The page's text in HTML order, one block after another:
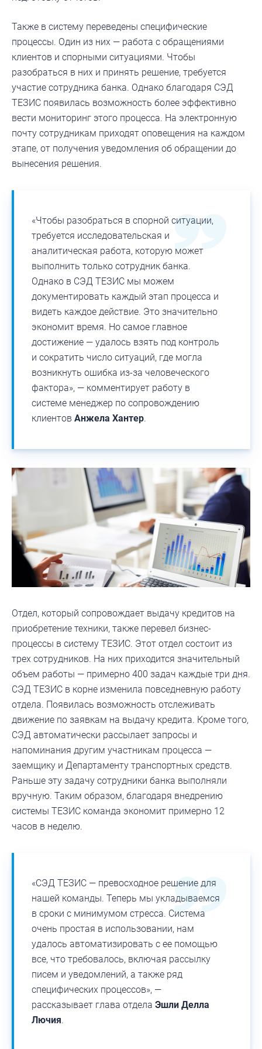
Также в систему переведены специфические
процессы. Один из них — работа с обращениями
клиентов и спорными ситуациями. Чтобы
разобраться в них и принять решение, требуется
участие сотрудника банка. Однако благодаря СЭД
ТЕЗИС появилась возможность более эффективно
вести мониторинг этого процесса. На электронную
почту сотрудникам приходят оповещения на каждом
этапе, от получения уведомления об обращении до
вынесения решения.
«Чтобы разобраться в спорной ситуации,
требуется исследовательская и
аналитическая работа, которую может
выполнить только сотрудник банка.
Однако в СЭД ТЕЗИС мы можем
документировать каждый этап процесса и
видеть каждое действие. Это значительно
экономит время. Но самое главное
достижение — удалось взять под контроль
и сократить число ситуаций, где могла
возникнуть ошибка из-за человеческого
фактора», — комментирует работу в
системе менеджер по сопровождению
клиентов Анжела Хантер.
Отдел, который сопровождает выдачу кредитов на
приобретение техники, также перевел бизнес-
процессы в систему ТЕЗИС. Этот отдел состоит из
трех сотрудников. На них приходится значительный
объем работы — примерно 400 задач каждые три дня.
СЭД ТЕЗИС в корне изменила повседневную работу
отдела. Появилась возможность отслеживать
движение по заявкам на выдачу кредита. Кроме того,
СЭД автоматически рассылает запросы и
напоминания другим участникам процесса —
заемщику и Департаменту транспортных средств.
Раньше эту задачу сотрудники банка выполняли
вручную. Таким образом, благодаря внедрению
системы ТЕЗИС команда экономит примерно 12
часов в неделю.
«СЭД ТЕЗИС — превосходное решение для
нашей команды. Теперь мы укладываемся
в сроки с минимумом стресса. Система
очень простая в использовании, нам
удалось автоматизировать с ее помощью
все, что требовалось, включая рассылку
писем и уведомлений, а также ряд
специфических процессов», —
рассказывает глава отдела Эшли Делла
Лючия.